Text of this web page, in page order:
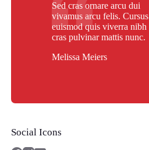
Sed cras ornare arcu dui
vivamus arcu felis. Cursus
euismod quis viverra nibh
cras pulvinar mattis nunc.
Melissa Meiers
Social Icons